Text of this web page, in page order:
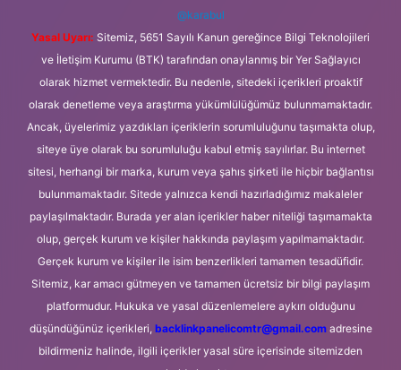
@karabul
Yasal Uyarı: Sitemiz, 5651 Sayılı Kanun gereğince Bilgi Teknolojileri
ve İletişim Kurumu (BTK) tarafından onaylanmış bir Yer Sağlayıcı
olarak hizmet vermektedir. Bu nedenle, sitedeki içerikleri proaktif
olarak denetleme veya araştırma yükümlülüğümüz bulunmamaktadır.
Ancak, üyelerimiz yazdıkları içeriklerin sorumluluğunu taşımakta olup,
siteye üye olarak bu sorumluluğu kabul etmiş sayılırlar. Bu internet
sitesi, herhangi bir marka, kurum veya şahıs şirketi ile hiçbir bağlantısı
bulunmamaktadır. Sitede yalnızca kendi hazırladığımız makaleler
paylaşılmaktadır. Burada yer alan içerikler haber niteliği taşımamakta
olup, gerçek kurum ve kişiler hakkında paylaşım yapılmamaktadır.
Gerçek kurum ve kişiler ile isim benzerlikleri tamamen tesadüfidir.
Sitemiz, kar amacı gütmeyen ve tamamen ücretsiz bir bilgi paylaşım
platformudur. Hukuka ve yasal düzenlemelere aykırı olduğunu
düşündüğünüz içerikleri, backlinkpanelicomtr@gmail.comadresine
bildirmeniz halinde, ilgili içerikler yasal süre içerisinde sitemizden